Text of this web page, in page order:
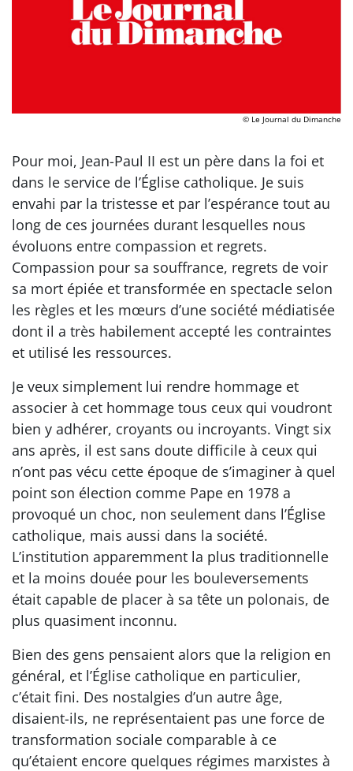
© Le Journal du Dimanche
Pour moi, Jean-Paul II est un père dans la foi et
dans le service de l’Église catholique. Je suis
envahi par la tristesse et par l’espérance tout au
long de ces journées durant lesquelles nous
évoluons entre compassion et regrets.
Compassion pour sa souffrance, regrets de voir
sa mort épiée et transformée en spectacle selon
les règles et les mœurs d’une société médiatisée
dont il a très habilement accepté les contraintes
et utilisé les ressources.
Je veux simplement lui rendre hommage et
associer à cet hommage tous ceux qui voudront
bien y adhérer, croyants ou incroyants. Vingt six
ans après, il est sans doute difficile à ceux qui
n’ont pas vécu cette époque de s’imaginer à quel
point son élection comme Pape en 1978 a
provoqué un choc, non seulement dans l’Église
catholique, mais aussi dans la société.
L’institution apparemment la plus traditionnelle
et la moins douée pour les bouleversements
était capable de placer à sa tête un polonais, de
plus quasiment inconnu.
Bien des gens pensaient alors que la religion en
général, et l’Église catholique en particulier,
c’était fini. Des nostalgies d’un autre âge,
disaient-ils, ne représentaient pas une force de
transformation sociale comparable à ce
qu’étaient encore quelques régimes marxistes à